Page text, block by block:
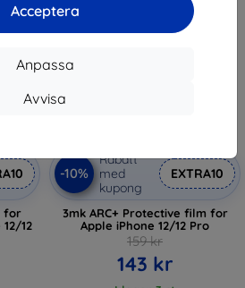
Acceptera
Anpassa
Avvisa
for
12
-10%
Rabatt
med
kupong
EXTRA10
3mk ARC+ Protective film for
Apple iPhone 12/12 Pro
159 kr
143 kr